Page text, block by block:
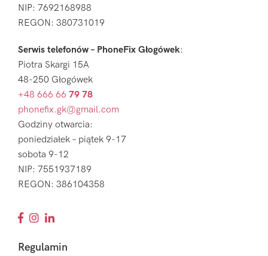
NIP: 7692168988
REGON: 380731019
Serwis telefonów – PhoneFix Głogówek:
Piotra Skargi 15A
48-250 Głogówek
+48 666 66 79 78
phonefix.gk@gmail.com
Godziny otwarcia:
poniedziałek – piątek 9-17
sobota 9-12
NIP: 7551937189
REGON: 386104358
Regulamin